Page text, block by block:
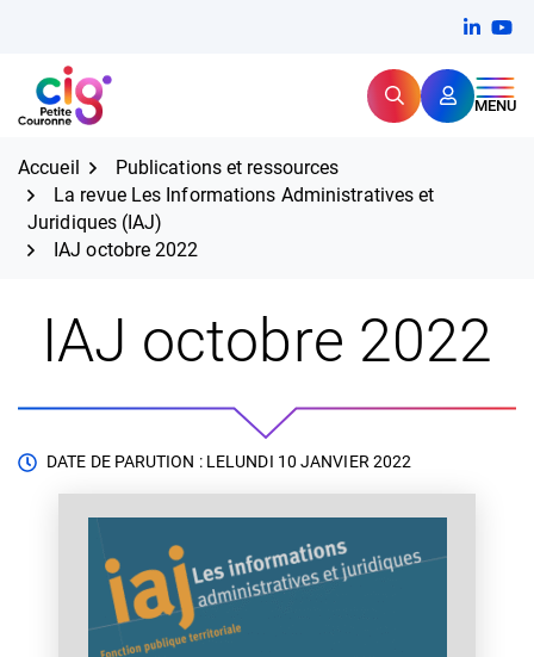
contenu
CIG Petite Couronne RechercherMENU
Expertise et proximité pour
Accueil
Publications et ressources
La revue Les Informations Administratives et
Juridiques (IAJ)
IAJ octobre 2022
IAJ octobre 2022
DATE DE PARUTION : LELUNDI 10 JANVIER 2022